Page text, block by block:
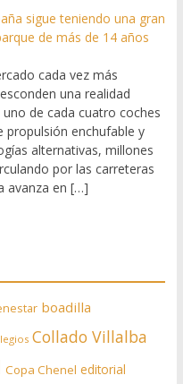
sigue teniendo una gran
de más de 14 años
cada vez más
una realidad
de cada cuatro coches
propulsión enchufable y
alternativas, millones
por las carreteras
avanza en […]
boadilla
Collado Villalba
Copa Chenel editorial